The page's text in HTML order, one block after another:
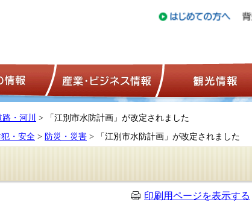
くらしの情報 産業・ビジネス情報
路・河川
> 「江別市水防計画」が改定されました
・安全 > 防災・災害 > 「江別市水防計画」が改定されました
印刷用ページを表示する